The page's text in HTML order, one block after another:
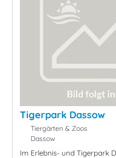
Tigerpark Dassow
Tiergärten & Zoos
Dassow
Im Erlebnis- und Tigerpark